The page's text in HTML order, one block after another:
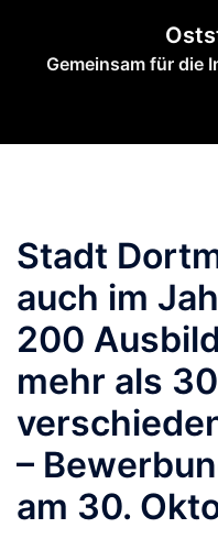
springenGemeinsam für die
Stadt
auch im
200
mehr als 30
–
am 30.